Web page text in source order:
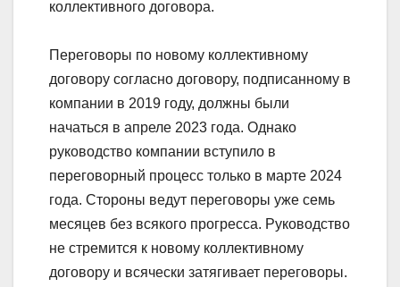
коллективного договора.
Переговоры по новому коллективному
договору согласно договору, подписанному в
компании в 2019 году, должны были
начаться в апреле 2023 года. Однако
руководство компании вступило в
переговорный процесс только в марте 2024
года. Стороны ведут переговоры уже семь
месяцев без всякого прогресса. Руководство
не стремится к новому коллективному
договору и всячески затягивает переговоры.